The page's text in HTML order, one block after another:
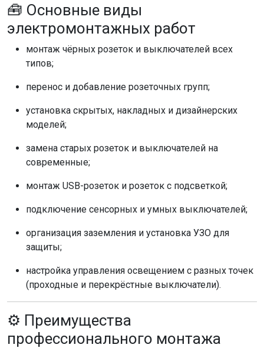
🧰 Основные виды
электромонтажных работ
монтаж чёрных розеток и выключателей всех
типов;
перенос и добавление розеточных групп;
установка скрытых, накладных и дизайнерских
моделей;
замена старых розеток и выключателей на
современные;
монтаж USB-розеток и розеток с подсветкой;
подключение сенсорных и умных выключателей;
организация заземления и установка УЗО для
защиты;
настройка управления освещением с разных точек
(проходные и перекрёстные выключатели).
⚙️ Преимущества
профессионального монтажа